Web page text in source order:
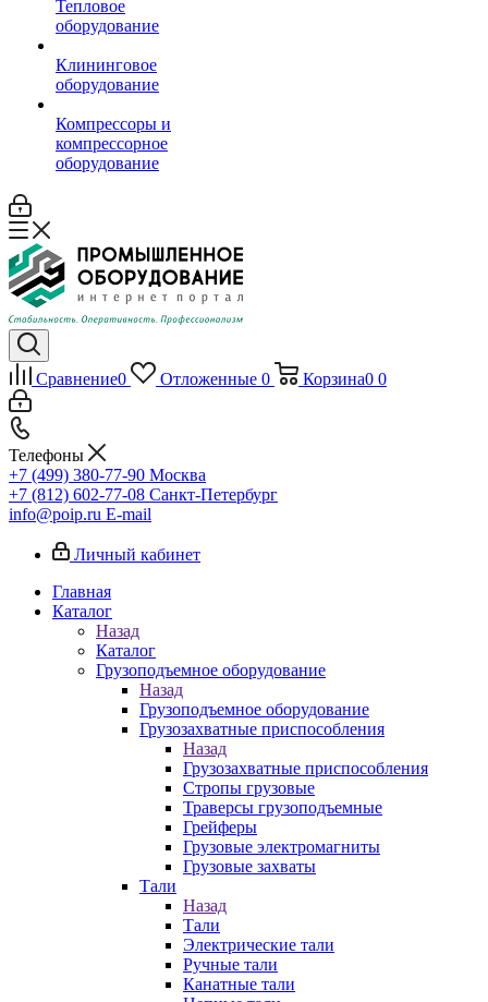
Тепловое
оборудование
Клининговое
оборудование
Компрессоры и
компрессорное
оборудование
Сравнение0 Отложенные 0 Корзина0 0
Телефоны
+7 (499) 380-77-90 Москва
+7 (812) 602-77-08 Санкт-Петербург
info@poip.ru E-mail
Личный кабинет
Главная
Каталог
Назад
Каталог
Грузоподъемное оборудование
Назад
Грузоподъемное оборудование
Грузозахватные приспособления
Назад
Грузозахватные приспособления
Стропы грузовые
Траверсы грузоподъемные
Грейферы
Грузовые электромагниты
Грузовые захваты
Тали
Назад
Тали
Электрические тали
Ручные тали
Канатные тали